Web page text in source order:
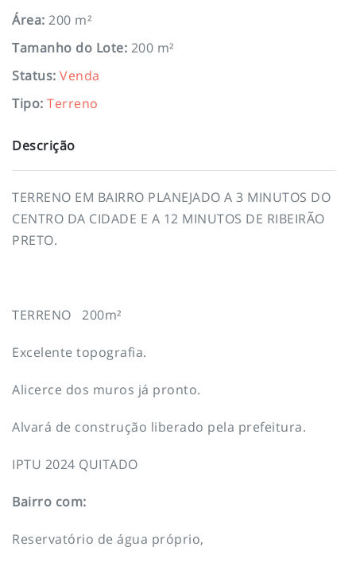
Área: 200 m²
Tamanho do Lote: 200 m²
Status: Venda
Tipo: Terreno
Descrição
TERRENO EM BAIRRO PLANEJADO A 3 MINUTOS DO
CENTRO DA CIDADE E A 12 MINUTOS DE RIBEIRÃO
PRETO.
TERRENO 200m²
Excelente topografia.
Alicerce dos muros já pronto.
Alvará de construção liberado pela prefeitura.
IPTU 2024 QUITADO
Bairro com:
Reservatório de água próprio,